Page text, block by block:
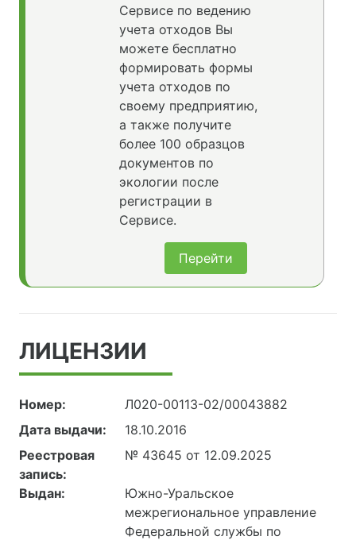
Сервисе по ведению
учета отходов Вы
можете бесплатно
формировать формы
учета отходов по
своему предприятию,
а также получите
более 100 образцов
документов по
экологии после
регистрации в
Сервисе.
Перейти
ЛИЦЕНЗИИ
Номер:
Л020-00113-02/00043882
Дата выдачи:
18.10.2016
Реестровая
запись:
№ 43645 от 12.09.2025
Выдан:
Южно-Уральское
межрегиональное управление
Федеральной службы по